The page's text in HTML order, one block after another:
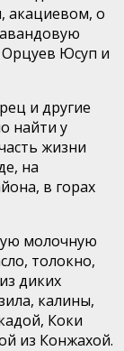
акациевом, о
Юсуп и
и другие
найти у
жизни
на
в горах
молочную
толокно,
диких
калины,
Коки
из Конжахой.